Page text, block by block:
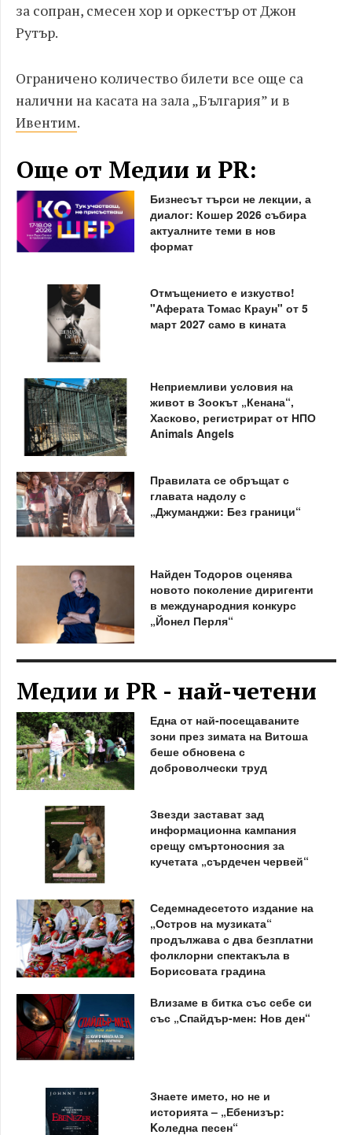
за сопран, смесен хор и оркестър от Джон
Рутър.
Ограничено количество билети все още са
налични на касата на зала „България” и в
Ивентим.
Още от Медии и PR:
Бизнесът търси не лекции, а
диалог: Кошер 2026 събира
актуалните теми в нов
формат
Отмъщението е изкуство!
"Аферата Томас Краун" от 5
март 2027 само в кината
Неприемливи условия на
живот в Зоокът „Кенана“,
Хасково, регистрират от НПО
Animals Angels
Правилата се обръщат с
главата надолу с
„Джуманджи: Без граници“
Найден Тодоров оценява
новото поколение диригенти
в международния конкурс
„Йонел Перля“
Медии и PR - най-четени
Една от най-посещаваните
зони през зимата на Витоша
беше обновена с
доброволчески труд
Звезди застават зад
информационна кампания
срещу смъртоносния за
кучетата „сърдечен червей“
Седемнадесетото издание на
„Остров на музиката“
продължава с два безплатни
фолклорни спектакъла в
Борисовата градина
Влизаме в битка със себе си
със „Спайдър-мен: Нов ден“
Знаете името, но не и
историята – „Ебенизър:
Kоледна песен“